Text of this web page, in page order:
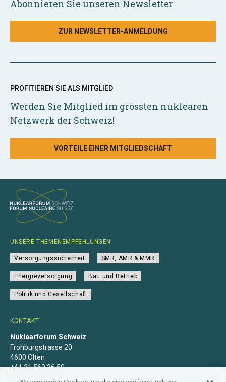
Abonnieren Sie unseren Newsletter
ZUR NEWSLETTER-ANMELDUNG
PROFITIEREN SIE ALS MITGLIED
Werden Sie Mitglied im grössten nuklearen
Netzwerk der Schweiz!
VORTEILE EINER MITGLIEDSCHAFT
KONTAKT
Nuklearforum Schweiz
Frohburgstrasse 20
4600 Olten
+41 31 560 36 50
UNSERE THEMENEMPFEHLUNGEN
Versorgungssicherheit SMR, AMR & MMR
Energieversorgung Bau und Betrieb
Politik und Gesellschaft